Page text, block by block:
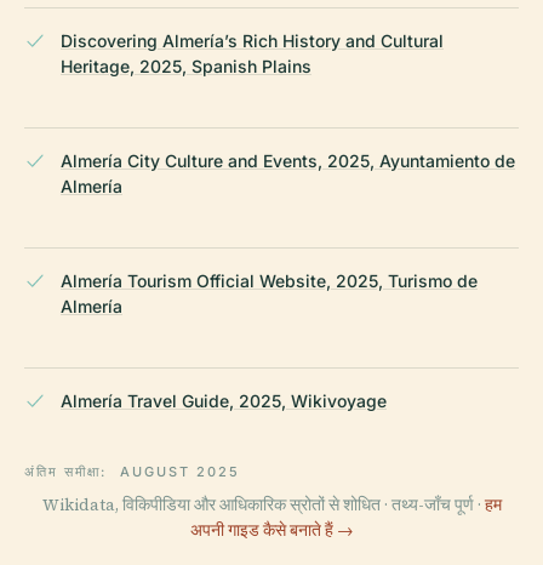
Discovering Almería’s Rich History and Cultural
Heritage, 2025, Spanish Plains
Almería City Culture and Events, 2025, Ayuntamiento de
Almería
Almería Tourism Official Website, 2025, Turismo de
Almería
Almería Travel Guide, 2025, Wikivoyage
अंतिम समीक्षा: AUGUST 2025
Wikidata, विकिपीडिया और आधिकारिक स्रोतों से शोधित · तथ्य-जाँच पूर्ण · हम
अपनी गाइड कैसे बनाते हैं →